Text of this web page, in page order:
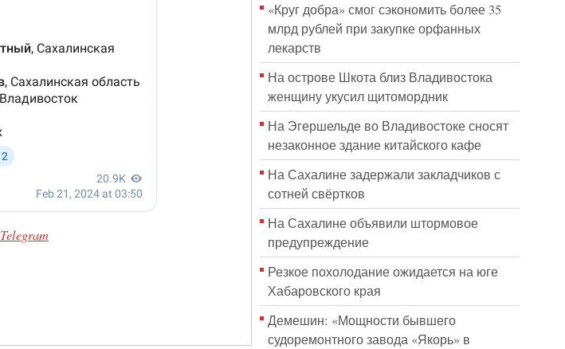
Telegram
«Круг добра» смог сэкономить более 35
млрд рублей при закупке орфанных
лекарств
На острове Шкота близ Владивостока
женщину укусил щитомордник
На Эгершельде во Владивостоке сносят
незаконное здание китайского кафе
На Сахалине задержали закладчиков с
сотней свёртков
На Сахалине объявили штормовое
предупреждение
Резкое похолодание ожидается на юге
Хабаровского края
Демешин: «Мощности бывшего
судоремонтного завода «Якорь» в